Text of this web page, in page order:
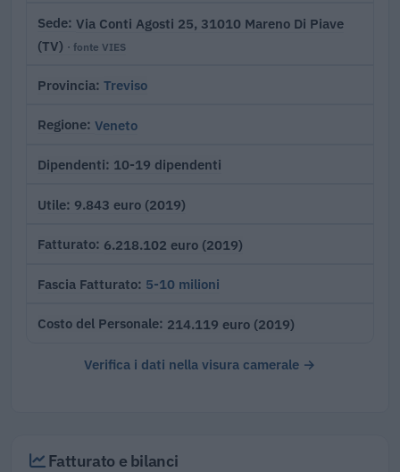
Sede Via Conti Agosti 25, 31010 Mareno Di Piave
(TV) · fonte VIES
Provincia Treviso
Regione Veneto
Dipendenti 10-19 dipendenti
Utile 9.843 euro (2019)
Fatturato 6.218.102 euro (2019)
Fascia Fatturato 5-10 milioni
Costo del Personale 214.119 euro (2019)
Verifica i dati nella visura camerale →
Fatturato e bilanci